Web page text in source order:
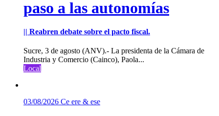
paso a las autonomías
|| Reabren debate sobre el pacto fiscal.
Sucre, 3 de agosto (ANV).- La presidenta de la Cámara de
Industria y Comercio (Cainco), Paola...
Local
03/08/2026 Ce ere & ese